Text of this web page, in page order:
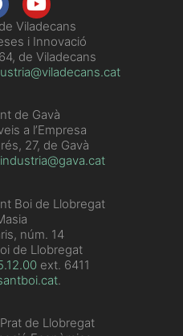
Viladecans
i Innovació
de Viladecans
de Gavà
a l’Empresa
27, de Gavà
Boi de Llobregat
núm. 14
de Llobregat
ext. 6411
de Llobregat